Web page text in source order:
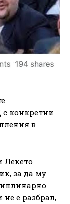
с конкретни
в
Лекето
за да му
не е разбрал,